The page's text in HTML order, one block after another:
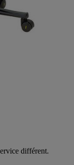
différent.